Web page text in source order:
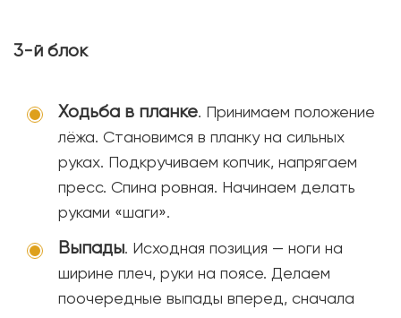
3-й блок
Ходьба в планке. Принимаем положение
лёжа. Становимся в планку на сильных
руках. Подкручиваем копчик, напрягаем
пресс. Спина ровная. Начинаем делать
руками «шаги».
Выпады. Исходная позиция — ноги на
ширине плеч, руки на поясе. Делаем
поочередные выпады вперед, сначала